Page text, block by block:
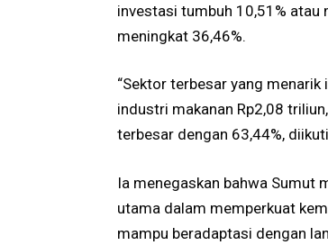
investasi tumbuh 10,51% atau
meningkat 36,46%.
“Sektor terbesar yang
industri makanan Rp2,08
terbesar dengan 63,44%,
Ia menegaskan bahwa Sumut
utama dalam memperkuat
mampu beradaptasi dengan